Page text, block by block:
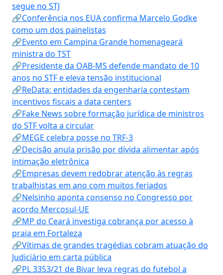
segue no STJ
🔗Conferência nos EUA confirma Marcelo Godke
como um dos painelistas
🔗Evento em Campina Grande homenageará
ministra do TST
🔗Presidente da OAB-MS defende mandato de 10
anos no STF e eleva tensão institucional
🔗ReData: entidades da engenharia contestam
incentivos fiscais a data centers
🔗Fake News sobre formação jurídica de ministros
do STF volta a circular
🔗MEGE celebra posse no TRF-3
🔗Decisão anula prisão por dívida alimentar após
intimação eletrônica
🔗Empresas devem redobrar atenção às regras
trabalhistas em ano com muitos feriados
🔗Nelsinho aponta consenso no Congresso por
acordo Mercosul-UE
🔗MP do Ceará investiga cobrança por acesso à
praia em Fortaleza
🔗Vítimas de grandes tragédias cobram atuação do
Judiciário em carta pública
🔗PL 3353/21 de Bivar leva regras do futebol a